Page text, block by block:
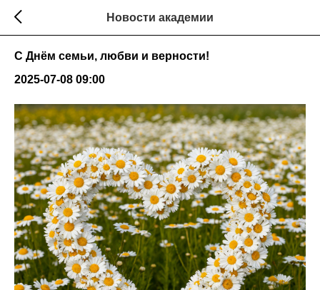
Новости академии
С Днём семьи, любви и верности!
2025-07-08 09:00